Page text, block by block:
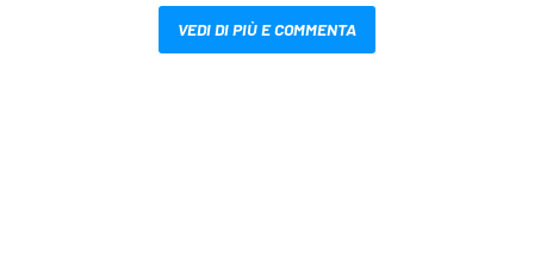
VEDI DI PIÙ E COMMENTA